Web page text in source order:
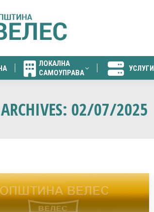
ЛОКАЛНА
САМОУПРАВА
УСЛУГИ
02/07/2025